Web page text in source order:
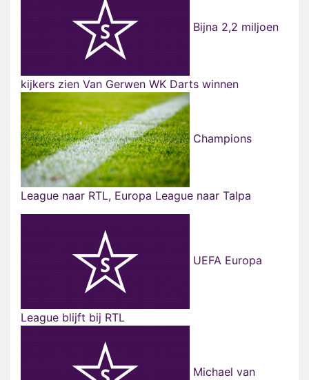
Bijna 2,2 miljoen
kijkers zien Van Gerwen WK Darts winnen
Champions
League naar RTL, Europa League naar Talpa
UEFA Europa
League blijft bij RTL
Michael van